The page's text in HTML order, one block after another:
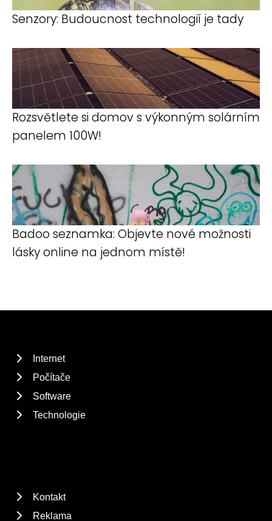
Senzory: Budoucnost technologií je tady
Rozsvětlete si domov s výkonným solárním
panelem 100W!
Badoo seznamka: Objevte nové možnosti
lásky online na jednom místě!
Internet
Počítače
Software
Technologie
Kontakt
Reklama